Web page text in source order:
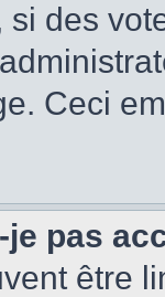
des
Ceci
pas
être